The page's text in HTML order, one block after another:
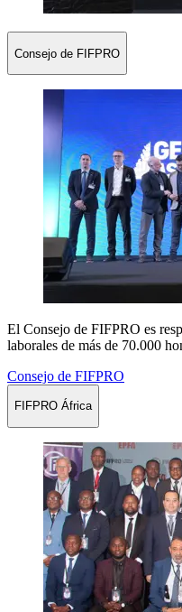
Consejo de FIFPRO
El Consejo de FIFPRO es
laborales de más de 70.000
Consejo de FIFPRO
FIFPRO África